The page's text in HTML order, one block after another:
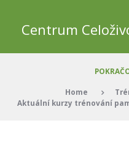
Centrum
Home
Aktuální kurzy trénování